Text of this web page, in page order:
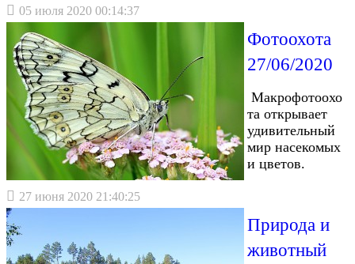
05 июля 2020 00:14:37
Фотоохота
27/06/2020
Макрофотоохо
та открывает
удивительный
мир насекомых
и цветов.
27 июня 2020 21:40:25
Природа и
животный